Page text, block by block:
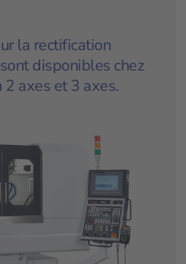
la rectification
disponibles chez
axes et 3 axes.